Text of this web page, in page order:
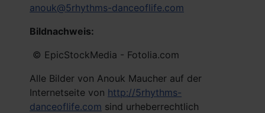
anouk@5rhythms-danceoflife.com
Bildnachweis:
© EpicStockMedia - Fotolia.com
Alle Bilder von Anouk Maucher auf der
Internetseite von http://5rhythms-
danceoflife.com sind urheberrechtlich